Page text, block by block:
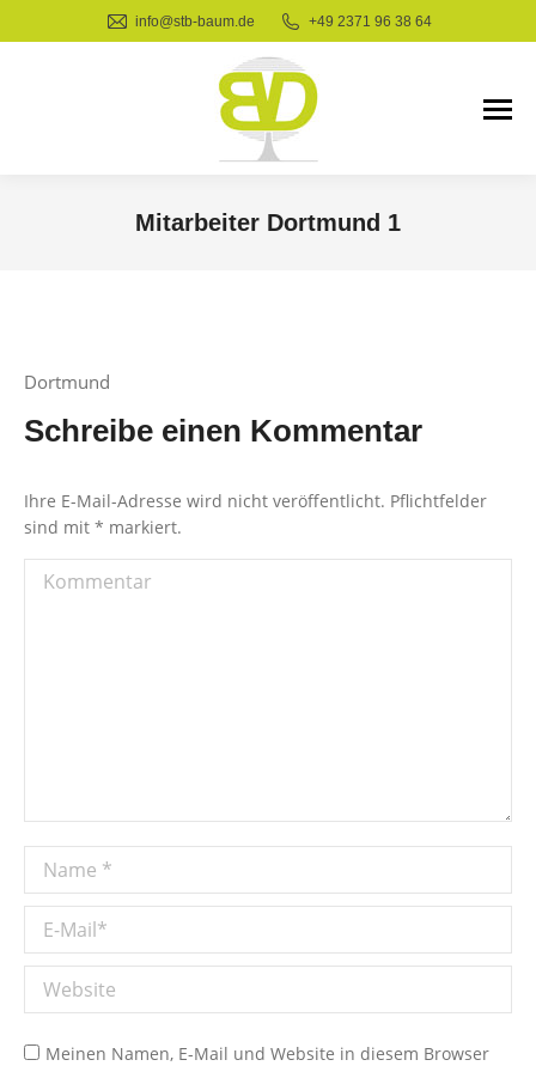
info@stb-baum.de +49 2371 96 38 64
Mitarbeiter Dortmund 1
Dortmund
Schreibe einen Kommentar
Ihre E-Mail-Adresse wird nicht veröffentlicht. Pflichtfelder
sind mit * markiert.
Kommentar
Name *
E-Mail *
Website
Meinen Namen, E-Mail und Website in diesem Browser